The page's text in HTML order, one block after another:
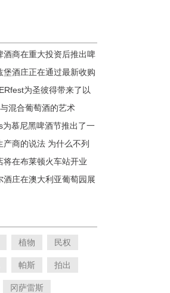
酒商在重大投资后推出啤
堡酒庄正在通过最新收购
为圣彼得带来了以
混合葡萄酒的艺术
慕尼黑啤酒节推出了一
商的说法 为什么不列
将在布莱顿火车站开业
酒庄在澳大利亚葡萄园展
植物 民权
帕斯 拍出
冈萨雷斯